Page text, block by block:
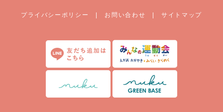
プライバシーポリシー お問い合わせ |サイトマップ